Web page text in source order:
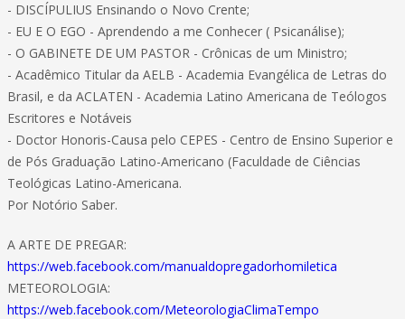
- DISCÍPULIUS Ensinando o Novo Crente;
- EU E O EGO - Aprendendo a me Conhecer ( Psicanálise);
- O GABINETE DE UM PASTOR - Crônicas de um Ministro;
- Acadêmico Titular da AELB - Academia Evangélica de Letras do
Brasil, e da ACLATEN - Academia Latino Americana de Teólogos
Escritores e Notáveis
- Doctor Honoris-Causa pelo CEPES - Centro de Ensino Superior e
de Pós Graduação Latino-Americano (Faculdade de Ciências
Teológicas Latino-Americana.
Por Notório Saber.
A ARTE DE PREGAR:
https://web.facebook.com/manualdopregadorhomiletica
METEOROLOGIA:
https://web.facebook.com/MeteorologiaClimaTempo